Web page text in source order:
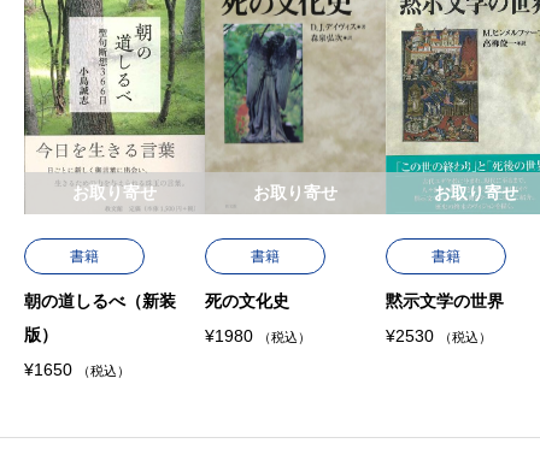
書籍
朝の道しるべ（新装
版）
¥1650 （税込）
お取り寄せ
書籍
死の文化史
¥1980 （税込）
お取り寄せ
書籍
黙示文学の世界
¥2530 （税込）
お取り寄せ